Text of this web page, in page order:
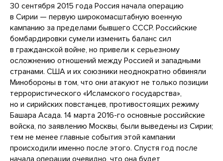
30 сентября 2015 года Россия начала операцию
в Сирии — первую широкомасштабную военную
кампанию за пределами бывшего СССР. Российские
бомбардировки сумели изменить баланс сил
в гражданской войне, но привели к серьезному
осложнению отношений между Россией и западными
странами. США и их союзники неоднократно обвиняли
Минобороны в том, что они атакуют не только позиции
террористического «Исламского государства»,
но и сирийских повстанцев, противостоящих режиму
Башара Асада. 14 марта 2016-го основные российские
войска, по заявлению Москвы, были выведены из Сирии;
тем не менее главные события этой кампании
происходили именно после этого. Спустя год после
начала операции очевидно, что она будет